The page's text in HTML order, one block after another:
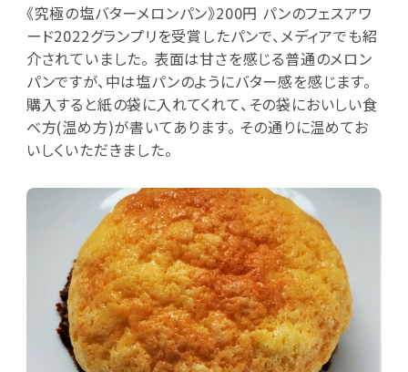
《究極の塩バターメロンパン》200円 パンのフェスアワ
ード2022グランプリを受賞したパンで、メディアでも紹
介されていました。 表面は甘さを感じる普通のメロン
パンですが、中は塩パンのようにバター感を感じます。
購入すると紙の袋に入れてくれて、その袋においしい食
べ方(温め方)が書いてあります。 その通りに温めてお
いしくいただきました。